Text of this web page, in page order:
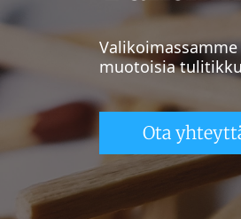
muotoisia
Ota